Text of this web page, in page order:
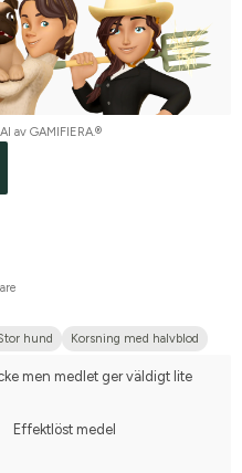
av GAMIFIERA.®
hund
Korsning med halvblod
men medlet ger väldigt lite
Effektlöst medel